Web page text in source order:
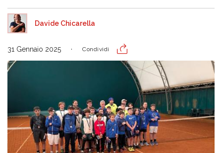
Davide Chicarella
31 Gennaio 2025 Condividi